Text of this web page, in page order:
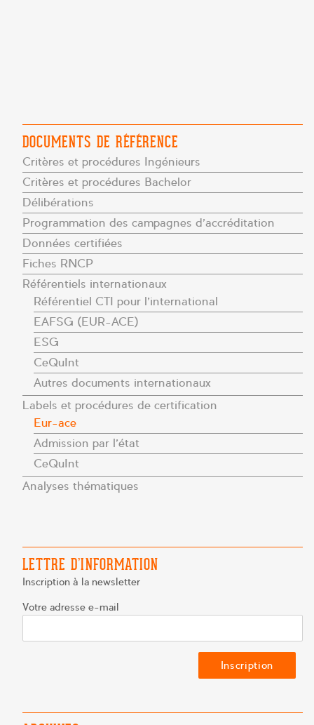
DOCUMENTS DE RÉFÉRENCE
Critères et procédures Ingénieurs
Critères et procédures Bachelor
Délibérations
Programmation des campagnes d’accréditation
Données certifiées
Fiches RNCP
Référentiels internationaux
Référentiel CTI pour l’international
EAFSG (EUR-ACE)
ESG
CeQuInt
Autres documents internationaux
Labels et procédures de certification
Eur-ace
Admission par l’état
CeQuInt
Analyses thématiques
LETTRE D’INFORMATION
Inscription à la newsletter
Votre adresse e-mail